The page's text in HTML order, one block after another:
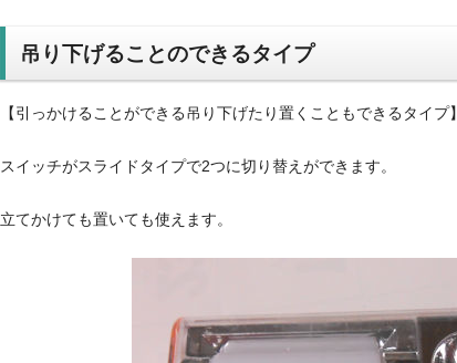
吊り下げることのできるタイプ
【引っかけることができる吊り下げたり置くこともできるタイプ】
スイッチがスライドタイプで2つに切り替えができます。
立てかけても置いても使えます。